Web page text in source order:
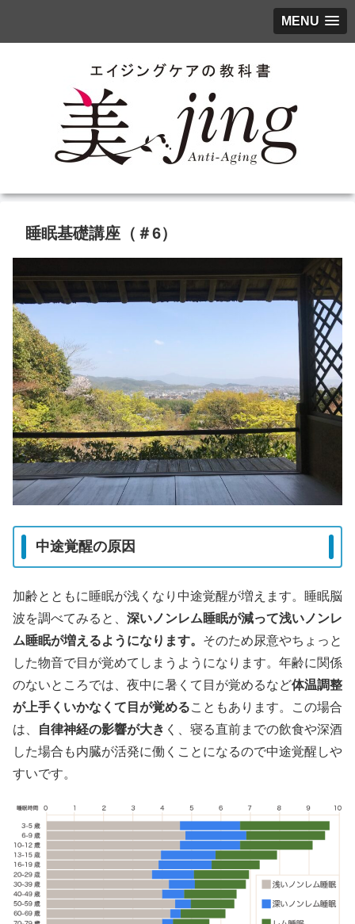
MENU
睡眠基礎講座（＃6）
中途覚醒の原因
加齢とともに睡眠が浅くなり中途覚醒が増えます。睡眠脳
波を調べてみると、 深いノンレム睡眠が減って浅いノンレ
ム睡眠が増えるようになります。 そのため尿意やちょっと
した物音で目が覚めてしまうようになります。年齢に関係
のないところでは、夜中に暑くて目が覚めるなど体温調整
が上手くいかなくて目が覚めることもあります。この場合
は、
自律神経の影響が大き く、寝る直前までの飲食や深酒
した場合も内臓が活発に働くことになるので中途覚醒しや
すいです。